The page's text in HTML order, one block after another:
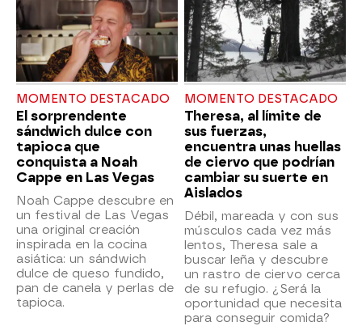
MOMENTO DESTACADO
El sorprendente
sándwich dulce con
tapioca que
conquista a Noah
Cappe en Las Vegas
Noah Cappe descubre en
un festival de Las Vegas
una original creación
inspirada en la cocina
asiática: un sándwich
dulce de queso fundido,
pan de canela y perlas de
tapioca.
MOMENTO DESTACADO
Theresa, al límite de
sus fuerzas,
encuentra unas huellas
de ciervo que podrían
cambiar su suerte en
Aislados
Débil, mareada y con sus
músculos cada vez más
lentos, Theresa sale a
buscar leña y descubre
un rastro de ciervo cerca
de su refugio. ¿Será la
oportunidad que necesita
para conseguir comida?